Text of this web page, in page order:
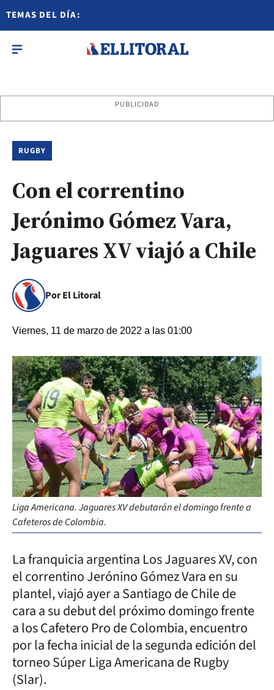
TEMAS DEL DÍA:
PUBLICIDAD
RUGBY
Con el correntino
Jerónimo Gómez Vara,
Jaguares XV viajó a Chile
Por El Litoral
Viernes, 11 de marzo de 2022 a las 01:00
Liga Americana. Jaguares XV debutarán el domingo frente a
Cafeteros de Colombia.
La franquicia argentina Los Jaguares XV, con
el correntino Jerónino Gómez Vara en su
plantel, viajó ayer a Santiago de Chile de
cara a su debut del próximo domingo frente
a los Cafetero Pro de Colombia, encuentro
por la fecha inicial de la segunda edición del
torneo Súper Liga Americana de Rugby
(Slar).